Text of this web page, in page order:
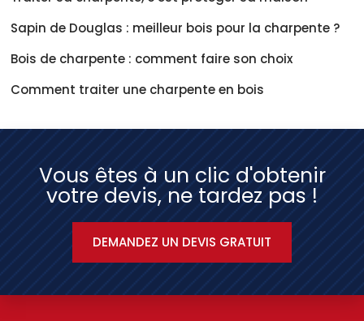
Sapin de Douglas : meilleur bois pour la charpente ?
Bois de charpente : comment faire son choix
Comment traiter une charpente en bois
Vous êtes à un clic d'obtenir
votre devis, ne tardez pas !
DEMANDEZ UN DEVIS GRATUIT